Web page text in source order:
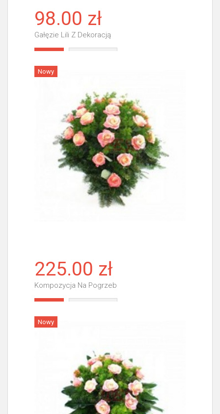
98.00 zł
Gałęzie Lili Z Dekoracją
Nowy
225.00 zł
Kompozycja Na Pogrzeb
Nowy